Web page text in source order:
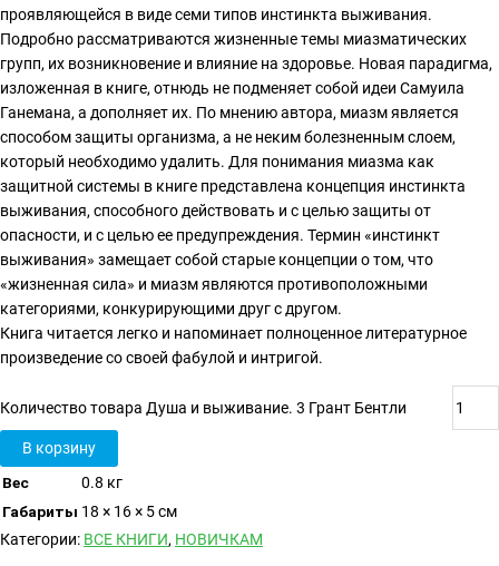
проявляющейся в виде семи типов инстинкта выживания.
Подробно рассматриваются жизненные темы миазматических
групп, их возникновение и влияние на здоровье. Новая парадигма,
изложенная в книге, отнюдь не подменяет собой идеи Самуила
Ганемана, а дополняет их. По мнению автора, миазм является
способом защиты организма, а не неким болезненным слоем,
который необходимо удалить. Для понимания миазма как
защитной системы в книге представлена концепция инстинкта
выживания, способного действовать и с целью защиты от
опасности, и с целью ее предупреждения. Термин «инстинкт
выживания» замещает собой старые концепции о том, что
«жизненная сила» и миазм являются противоположными
категориями, конкурирующими друг с другом.
Книга читается легко и напоминает полноценное литературное
произведение со своей фабулой и интригой.
Количество товара Душа и выживание. 3 Грант Бентли
В корзину
Вес
0.8 кг
Габариты 18 × 16 × 5 см
Категории: ВСЕ КНИГИ, НОВИЧКАМ